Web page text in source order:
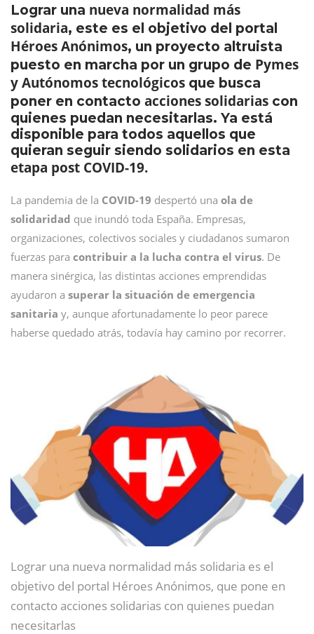
Lograr una nueva normalidad más
solidaria, este es el objetivo del portal
Héroes Anónimos, un proyecto altruista
puesto en marcha por un grupo de Pymes
y Autónomos tecnológicos que busca
poner en contacto acciones solidarias con
quienes puedan necesitarlas. Ya está
disponible para todos aquellos que
quieran seguir siendo solidarios en esta
etapa post COVID-19.
La pandemia de la COVID-19 despertó una ola de
solidaridad que inundó toda España. Empresas,
organizaciones, colectivos sociales y ciudadanos sumaron
fuerzas para contribuir a la lucha contra el virus. De
manera sinérgica, las distintas acciones emprendidas
ayudaron a superar la situación de emergencia
sanitaria y, aunque afortunadamente lo peor parece
haberse quedado atrás, todavía hay camino por recorrer.
Lograr una nueva normalidad más solidaria es el
objetivo del portal Héroes Anónimos, que pone en
contacto acciones solidarias con quienes puedan
necesitarlas